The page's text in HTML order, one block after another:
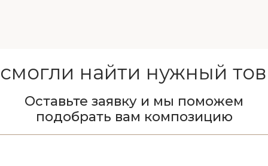
найти нужный
Оставьте заявку и мы поможем
подобрать вам композицию